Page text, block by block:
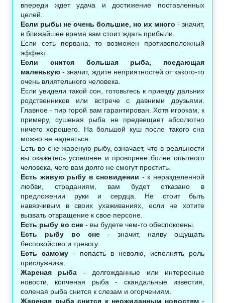
впереди ждет удача и достижение поставленных
целей.
Если рыбы не очень большие, но их много - значит,
в ближайшее время вам стоит ждать прибыли.
Если сеть порвана, то возможен противоположный
эффект.
Если снится большая рыба, поедающая
маленькую - значит, ждите неприятностей от какого-то
очень влиятельного человека.
Если увидели такой сон, готовьтесь к приезду дальних
родственников или встрече с давними друзьями.
Главное - пир горой вам гарантирован. Хотя игрокам, к
примеру, сушеная рыба не предвещает абсолютно
ничего хорошего. На большой куш после такого сна
можно не надеяться.
Есть во сне жареную рыбу, означает, что в реальности
вы окажетесь успешнее и проворнее более опытного
человека, чего вам долго не смогут простить.
Есть живую рыбу в сновидении - к неразделенной
любви, страданиям, вам будет отказано в
предложении руки и сердца. Не стоит быть
навязчивым в своих ухаживаниях, если не хотите
вызвать отвращение к свое персоне.
Есть рыбу во сне - вы будете чем-то обеспокоены.
Есть рыбу во сне - значит, наяву ощущать
беспокойство и тревогу.
Есть самому - попасть в неволю, исполнять роль
прислужника.
Жареная рыба - долгожданные или интересные
новости, копченая рыба - скандальные известия,
соленая рыба снится к слезам и огорчениям.
Жареная рыба снится к неожиданным новостям-